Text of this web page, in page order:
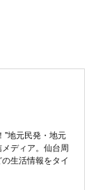
"地元民発・地元
ディア。仙台周
生活情報をタイ